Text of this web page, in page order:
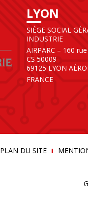
LYON
SIÈGE SOCIAL
INDUSTRIE
AIRPARC – 160
CS 50009
69125 LYON
FRANCE
PLAN DU SITE